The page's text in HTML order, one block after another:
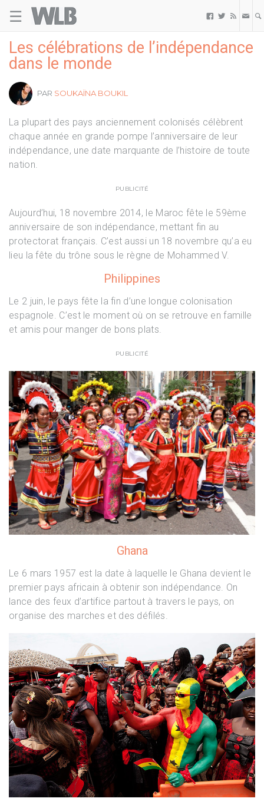
☰   
Les célébrations de l’indépendance
dans le monde
PAR SOUKAÏNA BOUKIL
La plupart des pays anciennement colonisés célèbrent
chaque année en grande pompe l’anniversaire de leur
indépendance, une date marquante de l’histoire de toute
nation.
PUBLICITÉ
Aujourd’hui, 18 novembre 2014, le Maroc fête le 59ème
anniversaire de son indépendance, mettant fin au
protectorat français. C’est aussi un 18 novembre qu’a eu
lieu la fête du trône sous le règne de Mohammed V.
Philippines
Le 2 juin, le pays fête la fin d’une longue colonisation
espagnole. C’est le moment où on se retrouve en famille
et amis pour manger de bons plats.
PUBLICITÉ
Ghana
Le 6 mars 1957 est la date à laquelle le Ghana devient le
premier pays africain à obtenir son indépendance. On
lance des feux d’artifice partout à travers le pays, on
organise des marches et des défilés.